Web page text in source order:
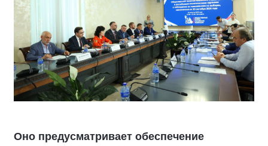
Оно предусматривает обеспечение